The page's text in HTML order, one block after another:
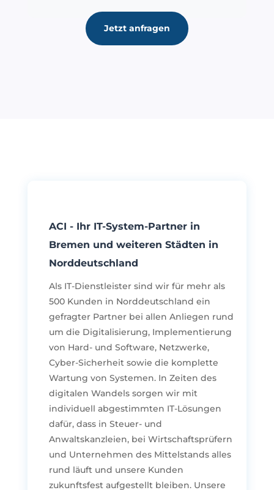
Jetzt anfragen
ACI - Ihr IT-System-Partner in
Bremen und weiteren Städten in
Norddeutschland
Als IT-Dienstleister sind wir für mehr als
500 Kunden in Norddeutschland ein
gefragter Partner bei allen Anliegen rund
um die Digitalisierung, Implementierung
von Hard- und Software, Netzwerke,
Cyber-Sicherheit sowie die komplette
Wartung von Systemen. In Zeiten des
digitalen Wandels sorgen wir mit
individuell abgestimmten IT-Lösungen
dafür, dass in Steuer- und
Anwaltskanzleien, bei Wirtschaftsprüfern
und Unternehmen des Mittelstands alles
rund läuft und unsere Kunden
zukunftsfest aufgestellt bleiben. Unsere